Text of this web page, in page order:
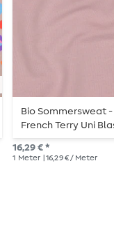
Bio Sommersweat -
French Terry Uni
047
16,29 € *
1 Meter | 16,29 € / Meter